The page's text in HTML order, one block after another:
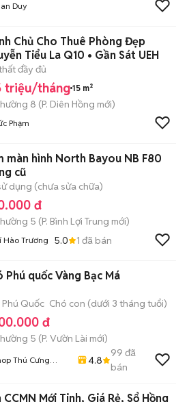
Duy
Chủ Cho Thuê Phòng Đẹp
Tiểu La Q10 • Gần Sát UEH
đầy đủ
triệu/tháng 15 m²
8 (P. Diên Hồng mới)
Phạm
màn hình North Bayou NB F80
cũ
dụng (chưa sửa chữa)
đ
5 (P. Bình Lợi Trung mới)
Hào Trương 5.0 1 đã bán
Phú quốc Vàng Bạc Má
Phú Quốc Chó con (dưới 3 tháng tuổi)
đ
5 (P. Vườn Lài mới)
Thú Cưng
4.8
99 đã
bán
CCMN Mới Tinh, Giá Rẻ, Sổ Hồng